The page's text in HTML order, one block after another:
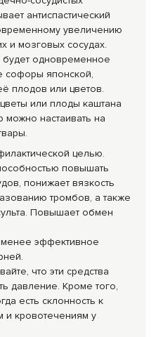
антиспастический
увеличению
и мозговых сосудах.
одновременное
софоры японской,
плодов или цветов.
или плоды каштана
можно наста­ивать на
целью.
повышать
понижает вязкость
тромбов, а также
Повышает обмен
эффектив­ное
что эти средства
давление. Кроме того,
есть склонность к
и кровотечениям у